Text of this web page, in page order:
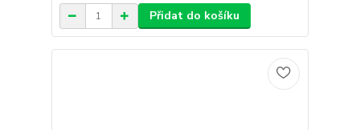
Přidat do košíku